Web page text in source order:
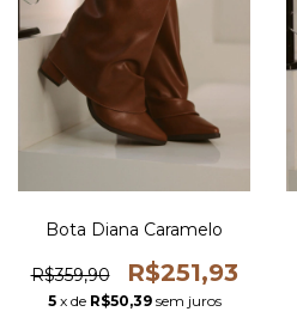
Bota Diana Caramelo
R$359,90 R$251,93
5 x de R$50,39 sem juros